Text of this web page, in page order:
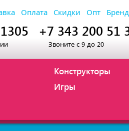
Оплата Скидки Опт
+7 343 200 51
Звоните с 9 до 20
Конструкторы
Игры